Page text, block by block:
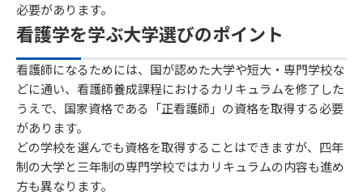
必要があります。
看護学を学ぶ大学選びのポイント
看護師になるためには、国が認めた大学や短大・専門学校な
どに通い、看護師養成課程におけるカリキュラムを修了した
うえで、国家資格である「正看護師」の資格を取得する必要
があります。
どの学校を選んでも資格を取得することはできますが、四年
制の大学と三年制の専門学校ではカリキュラムの内容も進め
方も異なります。